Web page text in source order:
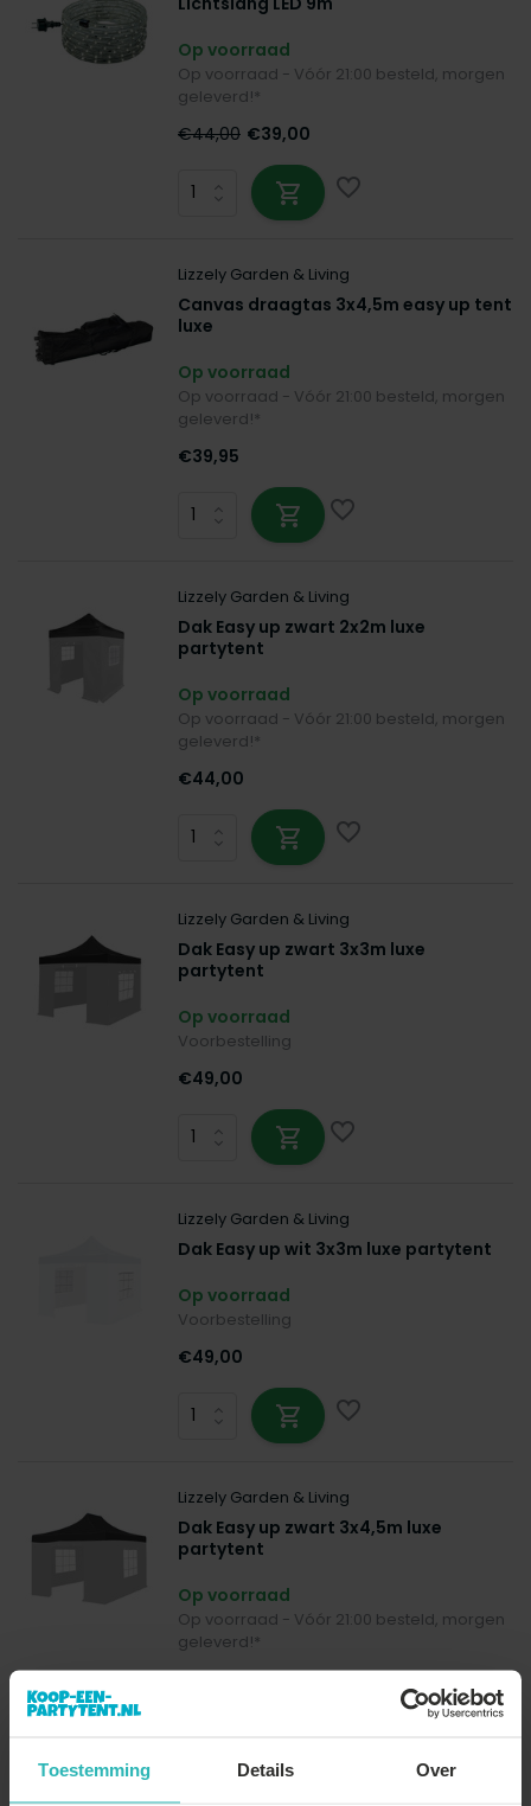
Toestemming Details Over
Op voorraad
Op voorraad - Vóór 21:00 besteld, morgen
geleverd!*
€44,00 €39,00
Lizzely Garden & Living
Canvas draagtas 3x4,5m easy up tent
luxe
Op voorraad
Op voorraad - Vóór 21:00 besteld, morgen
geleverd!*
€39,95
Lizzely Garden & Living
Dak Easy up zwart 2x2m luxe
partytent
Op voorraad
Op voorraad - Vóór 21:00 besteld, morgen
geleverd!*
€44,00
Lizzely Garden & Living
Dak Easy up zwart 3x3m luxe
partytent
Op voorraad
Voorbestelling
€49,00
Lizzely Garden & Living
Dak Easy up wit 3x3m luxe partytent
Op voorraad
Voorbestelling
€49,00
Lizzely Garden & Living
Dak Easy up zwart 3x4,5m luxe
partytent
Op voorraad
Op voorraad - Vóór 21:00 besteld, morgen
geleverd!*